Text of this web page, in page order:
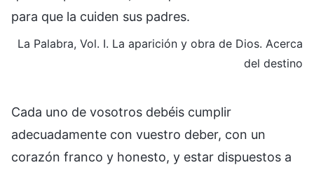
para que la cuiden sus padres.
La Palabra, Vol. I. La aparición y obra de Dios. Acerca
del destino
Cada uno de vosotros debéis cumplir
adecuadamente con vuestro deber, con un
corazón franco y honesto, y estar dispuestos a